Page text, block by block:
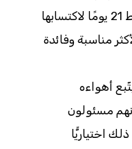
مناسبة وفائدة
أهواءه
مسئولون
اختياريًّا